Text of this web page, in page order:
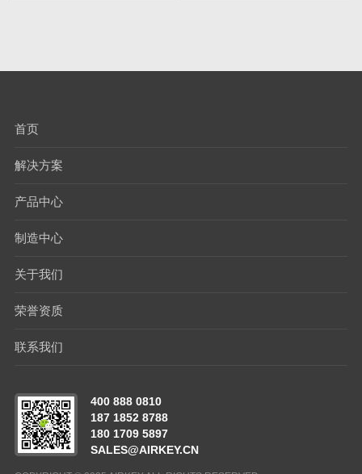
首页
解决方案
产品中心
制造中心
关于我们
荣誉资质
联系我们
400 888 0810
187 1852 8788
180 1709 5897
SALES@AIRKEY.CN